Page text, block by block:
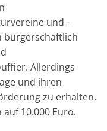
und -
bürgerschaftlich
Allerdings
und ihren
zu erhalten.
10.000 Euro.